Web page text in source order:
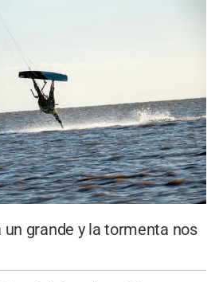
un grande y la tormenta nos